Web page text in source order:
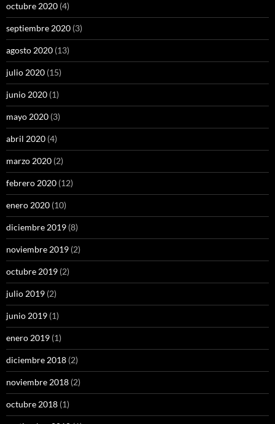
octubre 2020 (4)
septiembre 2020 (3)
agosto 2020 (13)
julio 2020 (15)
junio 2020 (1)
mayo 2020 (3)
abril 2020 (4)
marzo 2020 (2)
febrero 2020 (12)
enero 2020 (10)
diciembre 2019 (8)
noviembre 2019 (2)
octubre 2019 (2)
julio 2019 (2)
junio 2019 (1)
enero 2019 (1)
diciembre 2018 (2)
noviembre 2018 (2)
octubre 2018 (1)